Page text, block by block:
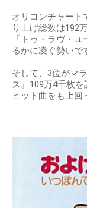
オリコンチャート
り上げ総数は192
『トゥ・ラヴ・
るかに凌ぐ勢いで
そして、3位がマ
ス』109万4千枚
ヒット曲をも上回